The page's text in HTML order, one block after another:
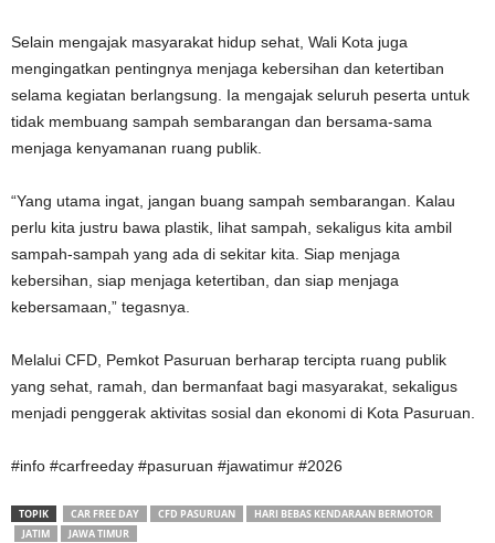
Selain mengajak masyarakat hidup sehat, Wali Kota juga
mengingatkan pentingnya menjaga kebersihan dan ketertiban
selama kegiatan berlangsung. Ia mengajak seluruh peserta untuk
tidak membuang sampah sembarangan dan bersama-sama
menjaga kenyamanan ruang publik.
“Yang utama ingat, jangan buang sampah sembarangan. Kalau
perlu kita justru bawa plastik, lihat sampah, sekaligus kita ambil
sampah-sampah yang ada di sekitar kita. Siap menjaga
kebersihan, siap menjaga ketertiban, dan siap menjaga
kebersamaan,” tegasnya.
Melalui CFD, Pemkot Pasuruan berharap tercipta ruang publik
yang sehat, ramah, dan bermanfaat bagi masyarakat, sekaligus
menjadi penggerak aktivitas sosial dan ekonomi di Kota Pasuruan.
#info #carfreeday #pasuruan #jawatimur #2026
TOPIK CAR FREE DAY CFD PASURUAN
HARI BEBAS KENDARAAN BERMOTOR
JATIM
JAWA TIMUR